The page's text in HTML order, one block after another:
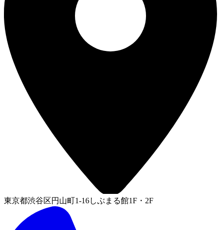
東京都渋谷区円山町1-16しぶまる館1F・2F